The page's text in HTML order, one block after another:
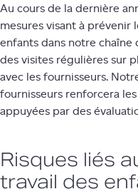
Au cours de la dernière
mesures visant à prévenir
enfants dans notre chaîne
des visites régulières sur
avec les fournisseurs.
fournisseurs renforcera
appuyées par des
Risques liés
travail des